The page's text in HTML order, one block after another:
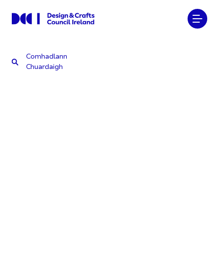
ComhadlannChuardaigh
Comhadlann
Chuardaigh